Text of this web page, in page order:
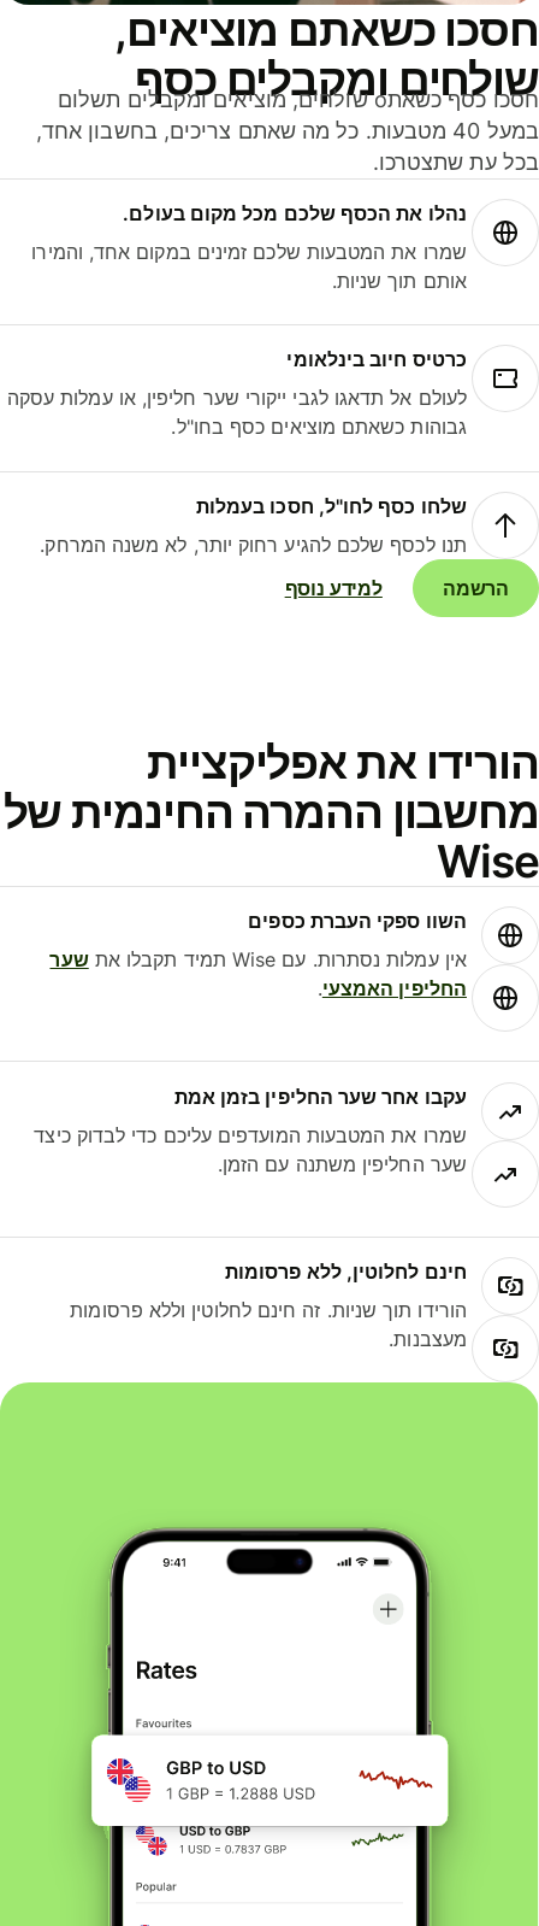
כשאתם מוציאים,
ומקבלים כסף
חסכו כסף כשאתo שולחים, מוציאים ומקבלים תשלום
במעל 40 מטבעות. כל מה שאתם צריכים, בחשבון אחד,
עת שתצטרכו.
נהלו את הכסף שלכם מכל מקום בעולם.
שמרו את המטבעות שלכם זמינים במקום אחד, והמירו
אותם תוך שניות.
כרטיס חיוב בינלאומי
לעולם אל תדאגו לגבי ייקורי שער חליפין, או עמלות עסקה
גבוהות כשאתם מוציאים כסף בחו"ל.
שלחו כסף לחו"ל, חסכו בעמלות
תנו לכסף שלכם להגיע רחוק יותר, לא משנה המרחק.
הרשמה
למידע נוסף
את אפליקציית
ההמרה החינמית של
השוו ספקי העברת כספים
אין עמלות נסתרות. עם Wise תמיד תקבלו את
שער
החליפין האמצעי.
עקבו אחר שער החליפין בזמן אמת
שמרו את המטבעות המועדפים עליכם כדי לבדוק כיצד
שער החליפין משתנה עם הזמן.
חינם לחלוטין, ללא פרסומות
הורידו תוך שניות. זה חינם לחלוטין וללא פרסומות
מעצבנות.